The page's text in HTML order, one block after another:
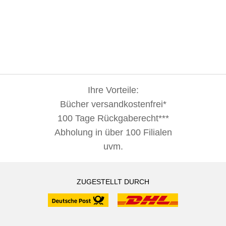
Ihre Vorteile:
Bücher versandkostenfrei*
100 Tage Rückgaberecht***
Abholung in über 100 Filialen
uvm.
ZUGESTELLT DURCH